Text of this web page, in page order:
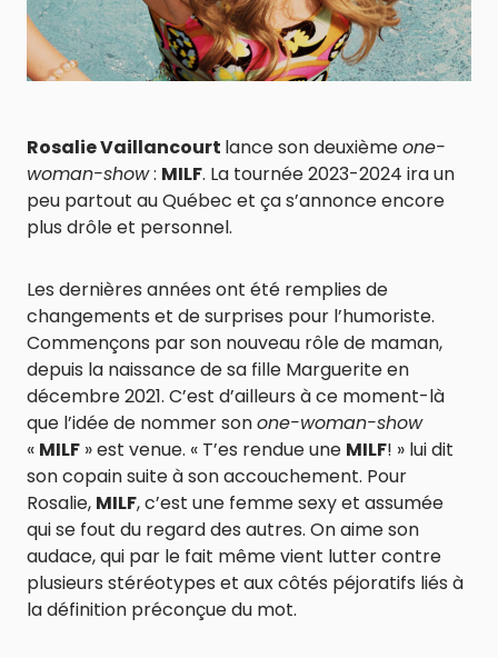
Rosalie Vaillancourt lance son deuxièmeone-
woman-show: MILF. La tournée 2023-2024 ira un
peu partout au Québec et ça s’annonce encore
plus drôle et personnel.
Les dernières années ont été remplies de
changements et de surprises pour l’humoriste.
Commençons par son nouveau rôle de maman,
depuis la naissance de sa fille Marguerite en
décembre 2021. C’est d’ailleurs à ce moment-là
que l’idée de nommer sonone-woman-show
« MILF » est venue. « T’es rendue une MILF! » lui dit
son copain suite à son accouchement. Pour
Rosalie, MILF, c’est une femme sexy et assumée
qui se fout du regard des autres. On aime son
audace, qui par le fait même vient lutter contre
plusieurs stéréotypes et aux côtés péjoratifs liés à
la définition préconçue du mot.